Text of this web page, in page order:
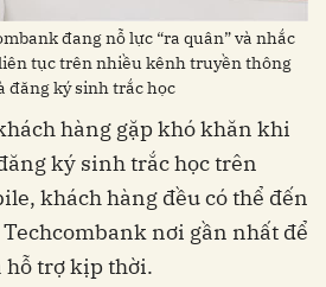
đang nỗ lực “ra quân” và nhắc
tục trên nhiều kênh truyền thông
đăng ký sinh trắc học
hàng gặp khó khăn khi
ký sinh trắc học trên
khách hàng đều có thể đến
nơi gần nhất để
hỗ trợ kịp thời.